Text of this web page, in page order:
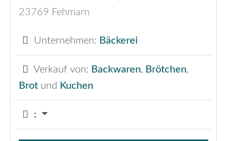
23769 Fehmarn
Unternehmen: Bäckerei
Verkauf von: Backwaren, Brötchen,
Brot und Kuchen
: